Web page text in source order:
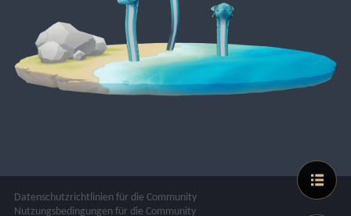
Datenschutzrichtlinien für die Community
Nutzungsbedingungen für die Community